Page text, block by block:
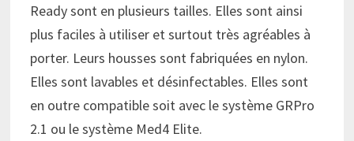
Ready sont en plusieurs tailles. Elles sont ainsi
plus faciles à utiliser et surtout très agréables à
porter. Leurs housses sont fabriquées en nylon.
Elles sont lavables et désinfectables. Elles sont
en outre compatible soit avec le système GRPro
2.1 ou le système Med4 Elite.